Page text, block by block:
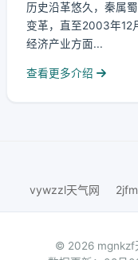
历史沿革悠久，秦属
变革，直至2003年12
经济产业方面...
查看更多介绍
vywzzl天气网
© 2026 mgnkzf